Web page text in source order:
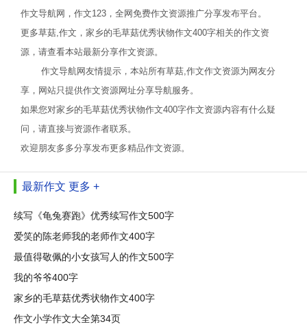
作文导航网，作文123，全网免费作文资源推广分享发布平台。
更多草菇,作文，家乡的毛草菇优秀状物作文400字相关的作文资
源，请查看本站最新分享作文资源。
作文导航网友情提示，本站所有草菇,作文作文资源为网友分
享，网站只提供作文资源网址分享导航服务。
如果您对家乡的毛草菇优秀状物作文400字作文资源内容有什么疑
问，请直接与资源作者联系。
欢迎朋友多多分享发布更多精品作文资源。
最新作文 更多 +
续写《龟兔赛跑》优秀续写作文500字
爱笑的陈老师我的老师作文400字
最值得敬佩的小女孩写人的作文500字
我的爷爷400字
家乡的毛草菇优秀状物作文400字
作文小学作文大全第34页